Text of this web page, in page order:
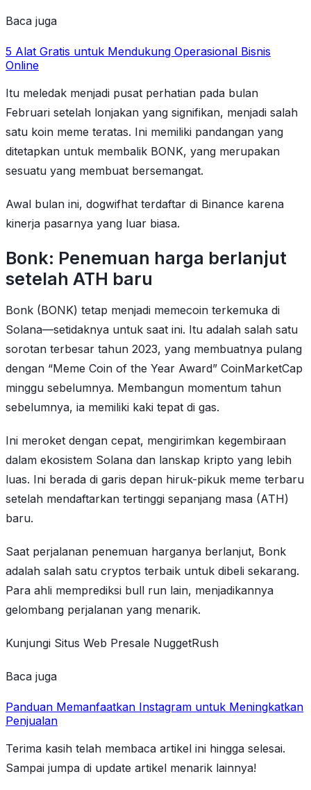
Baca juga
5 Alat Gratis untuk Mendukung Operasional Bisnis
Online
Itu meledak menjadi pusat perhatian pada bulan
Februari setelah lonjakan yang signifikan, menjadi salah
satu koin meme teratas. Ini memiliki pandangan yang
ditetapkan untuk membalik BONK, yang merupakan
sesuatu yang membuat bersemangat.
Awal bulan ini, dogwifhat terdaftar di Binance karena
kinerja pasarnya yang luar biasa.
Bonk: Penemuan harga berlanjut
setelah ATH baru
Bonk (BONK) tetap menjadi memecoin terkemuka di
Solana—setidaknya untuk saat ini. Itu adalah salah satu
sorotan terbesar tahun 2023, yang membuatnya pulang
dengan “Meme Coin of the Year Award” CoinMarketCap
minggu sebelumnya. Membangun momentum tahun
sebelumnya, ia memiliki kaki tepat di gas.
Ini meroket dengan cepat, mengirimkan kegembiraan
dalam ekosistem Solana dan lanskap kripto yang lebih
luas. Ini berada di garis depan hiruk-pikuk meme terbaru
setelah mendaftarkan tertinggi sepanjang masa (ATH)
baru.
Saat perjalanan penemuan harganya berlanjut, Bonk
adalah salah satu cryptos terbaik untuk dibeli sekarang.
Para ahli memprediksi bull run lain, menjadikannya
gelombang perjalanan yang menarik.
Kunjungi Situs Web Presale NuggetRush
Baca juga
Panduan Memanfaatkan Instagram untuk Meningkatkan
Penjualan
Terima kasih telah membaca artikel ini hingga selesai.
Sampai jumpa di update artikel menarik lainnya!